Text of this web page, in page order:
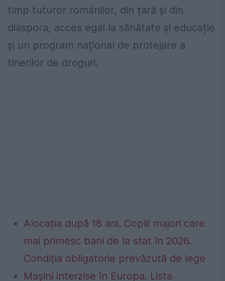
timp tuturor românilor, din țară și din
diaspora, acces egal la sănătate și educație
și un program național de protejare a
tinerilor de droguri.
Alocația după 18 ani. Copiii majori care
mai primesc bani de la stat în 2026.
Condiția obligatorie prevăzută de lege
Mașini interzise în Europa. Lista